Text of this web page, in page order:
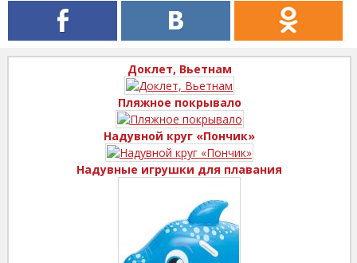
Доклет, Вьетнам
Пляжное покрывало
Надувной круг «Пончик»
Надувные игрушки для плавания